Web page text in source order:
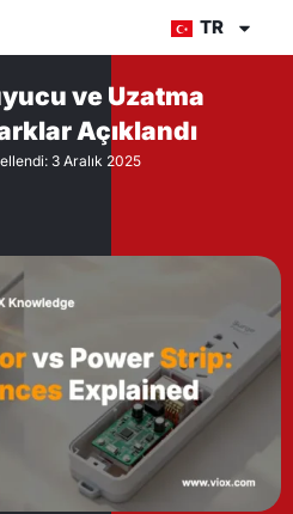
TR
ve Uzatma
Açıklandı
3 Aralık 2025